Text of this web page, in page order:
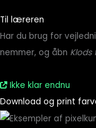
Til læreren
Har du brug for
nemmer, og åbn Klods
Ikke klar endnu
Download og print